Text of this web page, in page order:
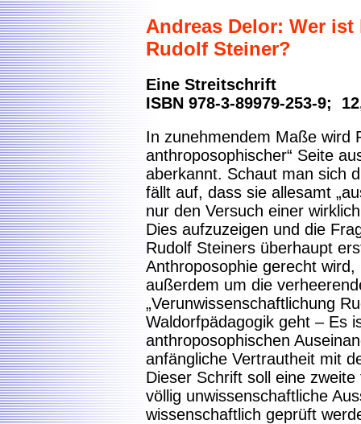
Andreas Delor: Wer
Rudolf Steiner?
Eine Streitschrift
ISBN 978-3-89979-253-9;
In zunehmendem Maße wird
anthroposophischer“ Seite
aberkannt. Schaut man sich
fällt auf, dass sie allesamt
nur den Versuch einer
Dies aufzuzeigen und die
Rudolf Steiners überhaupt
Anthroposophie gerecht
außerdem um die
„Verunwissenschaftlichung
Waldorfpädagogik geht – Es
anthroposophischen
anfängliche Vertrautheit mit
Dieser Schrift soll eine
völlig unwissenschaftliche
wissenschaftlich geprüft